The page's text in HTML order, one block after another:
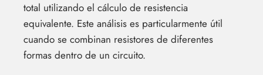
total utilizando el cálculo de resistencia
equivalente. Este análisis es particularmente útil
cuando se combinan resistores de diferentes
formas dentro de un circuito.